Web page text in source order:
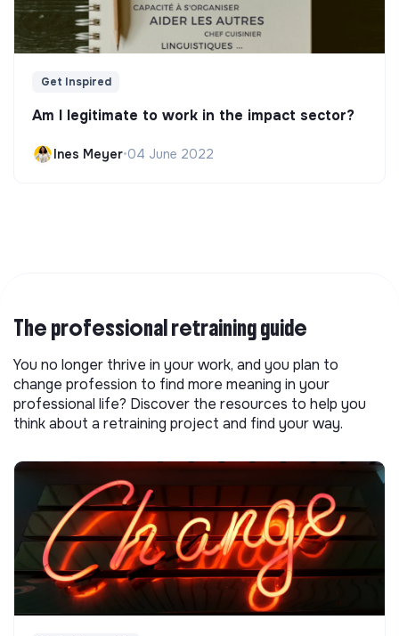
Get Inspired
Am I legitimate to work in the impact sector?
Ines Meyer•04 June 2022
The professional retraining guide
You no longer thrive in your work, and you plan to
change profession to find more meaning in your
professional life? Discover the resources to help you
think about a retraining project and find your way.